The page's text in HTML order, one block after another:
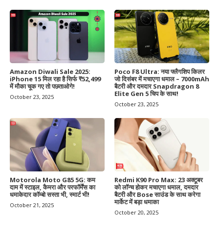
Amazon Diwali Sale 2025:
iPhone 15 मिल रहा है सिर्फ ₹52,499
में मौका चूक गए तो पछताओगे!
October 23, 2025
Poco F8 Ultra: नया फ्लैगशिप किलर
जो दिसंबर में मचाएगा धमाल – 7000mAh
बैटरी और दमदार Snapdragon 8
Elite Gen 5 चिप के साथ!
October 23, 2025
Motorola Moto G85 5G: कम
दाम में स्टाइल, कैमरा और परफॉर्मेंस का
धमाकेदार कॉम्बो सस्ता भी, स्मार्ट भी!
October 21, 2025
Redmi K90 Pro Max: 23 अक्टूबर
को लॉन्च होकर मचाएगा धमाल, दमदार
बैटरी और Bose साउंड के साथ करेगा
मार्केट में बड़ा धमाका
October 20, 2025